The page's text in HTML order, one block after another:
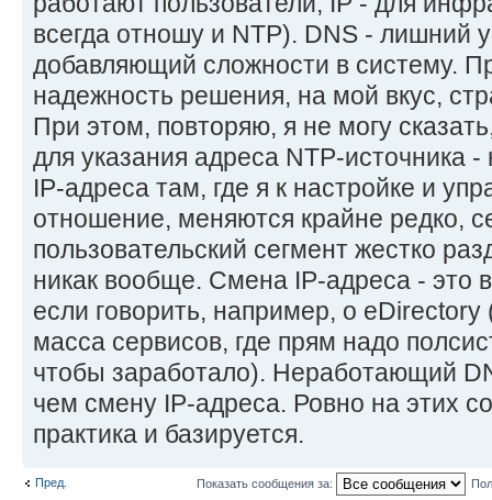
всегда отношу и NTP). DNS - лишний
добавляющий сложности в систему.
надежность решения, на мой вкус,
При этом, повторяю, я не могу
для указания адреса NTP-источника -
IP-адреса там, где я к настройке и
отношение, меняются крайне редко,
пользовательский сегмент жестко
никак вообще. Смена IP-адреса - это
если говорить, например, о
масса сервисов, где прям надо
чтобы заработало). Неработающий
чем смену IP-адреса. Ровно на этих
практика и базируется.
Пред. Показать сообщения за: